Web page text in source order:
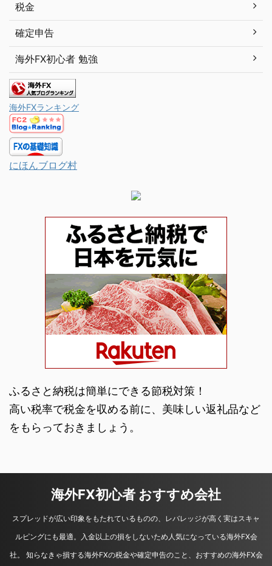
税金
確定申告
海外FX初心者 勉強
海外FXランキング
にほんブログ村
ふるさと納税は簡単にできる節税対策！
高い税率で税金を収める前に、美味しい返礼品など
をもらっておきましょう。
海外FX初心者 おすすめ会社
スプレッドが広い印象をもたれているものの、レバレッジが高く実はスキャ
ルピングにも最適。入金以上の損をしないため人気になっている海外FX会
社。 知らなきゃ損する海外FXの税金や確定申告のこと、おすすめの海外FX会